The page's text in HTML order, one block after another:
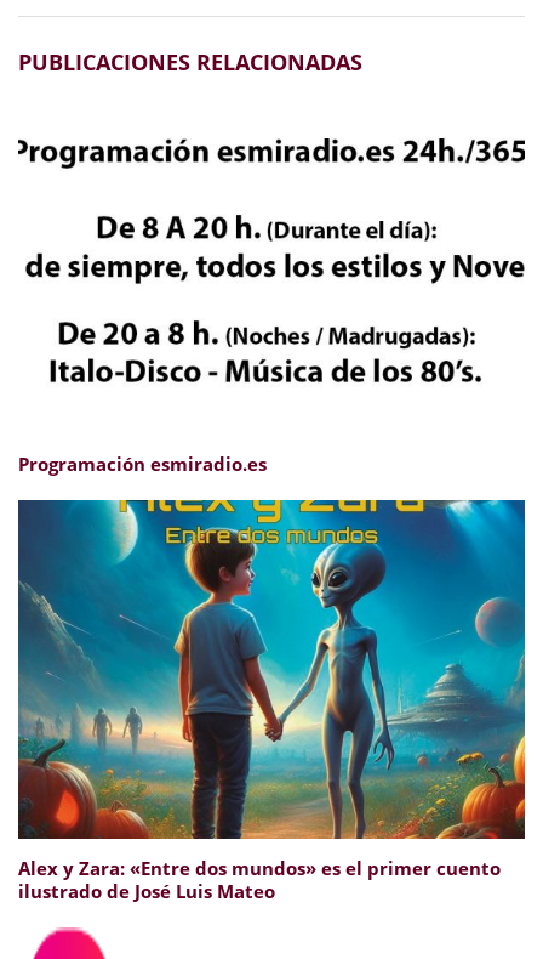
PUBLICACIONES RELACIONADAS
Programación esmiradio.es
Alex y Zara: «Entre dos mundos» es el primer cuento
ilustrado de José Luis Mateo